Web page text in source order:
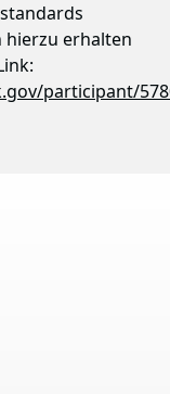
erhalten
participant/